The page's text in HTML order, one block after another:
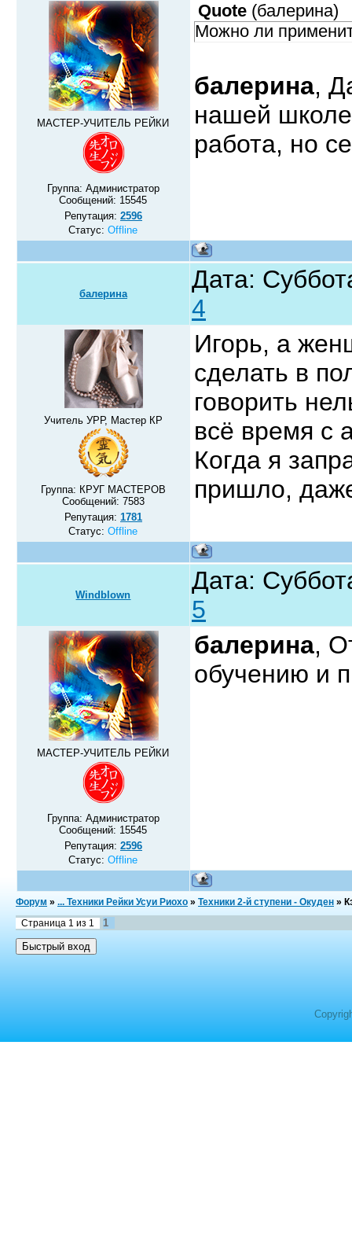
МАСТЕР-УЧИТЕЛЬ РЕЙКИ
Группа: Администратор
Сообщений: 15545
Репутация: 2596
Статус:Offline
Quote (балерина)
Можно ли
балерина,
нашей
работа, но
балерина
Дата:
4
Учитель УРР, Мастер КР
Группа: КРУГ МАСТЕРОВ
Сообщений: 7583
Репутация: 1781
Статус:Offline
Игорь, а
сделать в
говорить
всё время с
Когда я
пришло,
Windblown
Дата:
5
МАСТЕР-УЧИТЕЛЬ РЕЙКИ
Группа: Администратор
Сообщений: 15545
Репутация: 2596
Статус:Offline
балерина,
обучению и
Форум » ... Техники Рейки Усуи Риохо » Техники 2-й ступени - Окуден »
Страница 1 из 1 1